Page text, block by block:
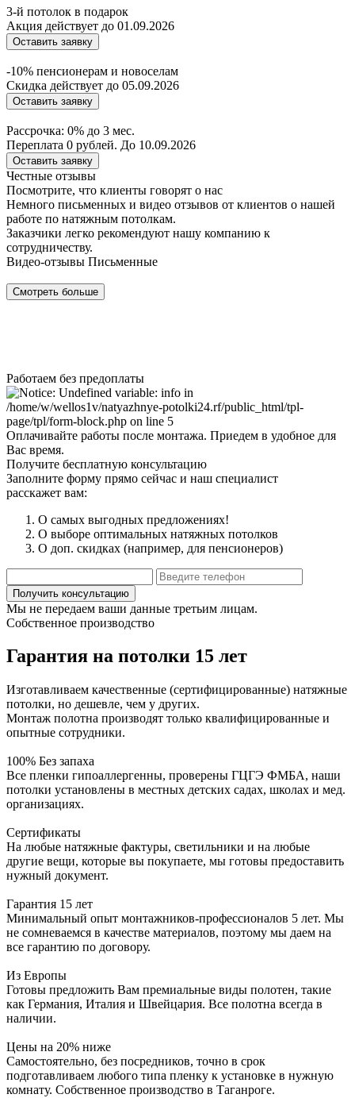
3-й потолок в подарок
Акция действует до 01.09.2026
Оставить заявку
-10% пенсионерам и новоселам
Скидка действует до 05.09.2026
Оставить заявку
Рассрочка: 0% до 3 мес.
Переплата 0 рублей. До 10.09.2026
Оставить заявку
Честные отзывы
Посмотрите, что клиенты говорят о нас
Немного письменных и видео отзывов от клиентов о нашей
работе по натяжным потолкам.
Заказчики легко рекомендуют нашу компанию к
сотрудничеству.
Видео-отзывы Письменные
Смотреть больше
Работаем без предоплаты
Оплачивайте работы после монтажа. Приедем в удобное для
Вас время.
Получите бесплатную консультацию
Заполните форму прямо сейчас и наш специалист
расскажет вам:
О самых выгодных предложениях!
О выборе оптимальных натяжных потолков
О доп. скидках (например, для пенсионеров)
Мы не передаем ваши данные третьим лицам.
Собственное производство
Гарантия на потолки 15 лет
Изготавливаем качественные (сертифицированные) натяжные
потолки, но дешевле, чем у других.
Монтаж полотна производят только квалифицированные и
опытные сотрудники.
100% Без запаха
Все пленки гипоаллергенны, проверены ГЦГЭ ФМБА, наши
потолки установлены в местных детских садах, школах и мед.
организациях.
Сертификаты
На любые натяжные фактуры, светильники и на любые
другие вещи, которые вы покупаете, мы готовы предоставить
нужный документ.
Гарантия 15 лет
Минимальный опыт монтажников-профессионалов 5 лет. Мы
не сомневаемся в качестве материалов, поэтому мы даем на
все гарантию по договору.
Из Европы
Готовы предложить Вам премиальные виды полотен, такие
как Германия, Италия и Швейцария. Все полотна всегда в
наличии.
Цены на 20% ниже
Самостоятельно, без посредников, точно в срок
подготавливаем любого типа пленку к установке в нужную
комнату. Собственное производство в Таганроге.